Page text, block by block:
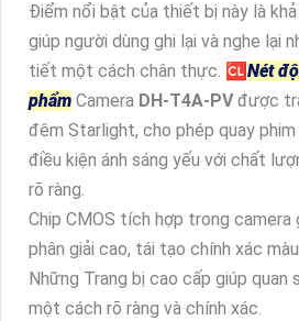
Điểm nổi bật của thiết bị này là khả
giúp người dùng ghi lại và nghe lại
tiết một cách chân thực. 🆑Nét
phẩm Camera DH-T4A-PVđược
đêm Starlight, cho phép quay
điều kiện ánh sáng yếu với chất
rõ ràng.
Chip CMOS tích hợp trong camera
phân giải cao, tái tạo chính xác
Những Trang bị cao cấp giúp
một cách rõ ràng và chính xác.